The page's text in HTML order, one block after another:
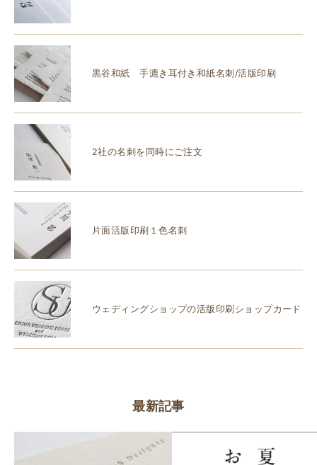
黒谷和紙 手漉き耳付き和紙名刺/活版印刷
2社の名刺を同時にご注文
片面活版印刷１色名刺
ウェディングショップの活版印刷ショップカード
最新記事